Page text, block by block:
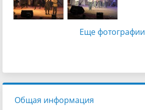
Еще фотографии
Общая информация